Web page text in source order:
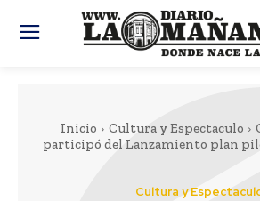
Inicio Cultura y Espectaculo
participó del Lanzamiento plan
Cultura y